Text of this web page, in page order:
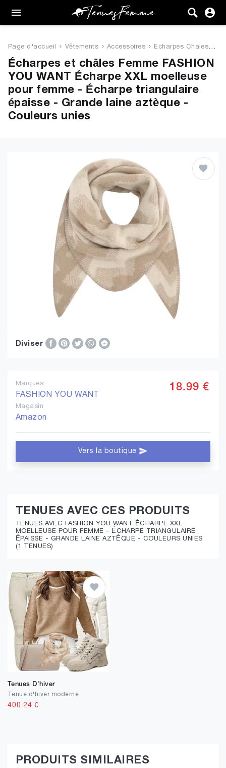
Femme
Vêtements
Chaussures
Sacs
Page d'accueil Vêtements Accessoires Echarpes Chales
Écharpes et châles Femme FASHION
YOU WANT Écharpe XXL moelleuse
pour femme - Écharpe triangulaire
épaisse - Grande laine aztèque -
Couleurs unies
Diviser
Marques
FASHION YOU WANT
Magasin
Amazon
18.99 €
Vers la boutique
TENUES AVEC CES PRODUITS
TENUES AVEC FASHION YOU WANT ÉCHARPE XXL
MOELLEUSE POUR FEMME - ÉCHARPE TRIANGULAIRE
ÉPAISSE - GRANDE LAINE AZTÈQUE - COULEURS UNIES
(1 TENUES)
Tenues D'hiver
Tenue d'hiver moderne
400.24 €
PRODUITS SIMILAIRES